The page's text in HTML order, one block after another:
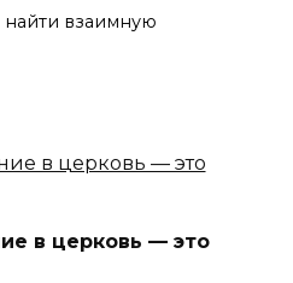
взаимную
в церковь — это